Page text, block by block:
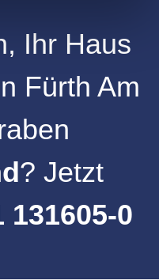
Ihr Haus
Fürth Am
? Jetzt
131605-0